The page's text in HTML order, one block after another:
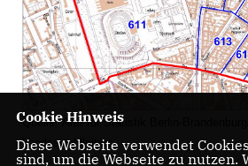
Quelle: Amt für Statistik Berlin-
Landeswahlleiters
Cookie Hinweis
Diese Webseite verwendet
sind, um die Webseite zu nutzen.